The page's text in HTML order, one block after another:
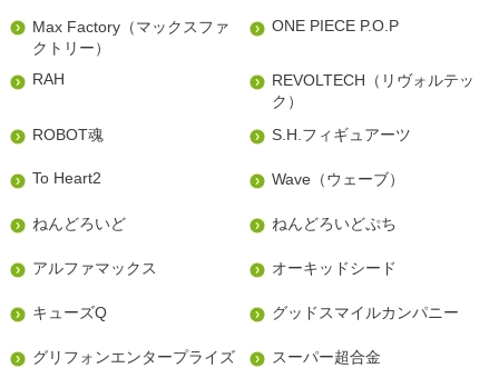
Max Factory（マックスファ
クトリー）
ONE PIECE P.O.P
RAH
REVOLTECH（リヴォルテッ
ク）
ROBOT魂
S.H.フィギュアーツ
To Heart2 Wave（ウェーブ）
ねんどろいど ねんどろいどぷち
アルファマックス オーキッドシード
キューズQ グッドスマイルカンパニー
グリフォンエンタープライズ スーパー超合金